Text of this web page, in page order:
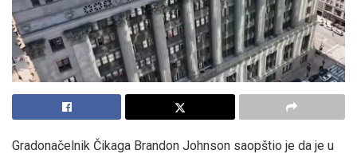
Gradonačelnik Čikaga Brandon Johnson saopštio je da je u